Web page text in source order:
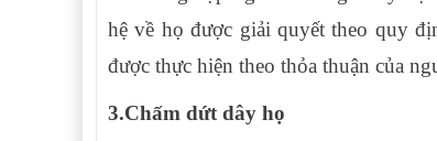
hệ về họ được giải quyết theo quy
được thực hiện theo thỏa thuận của
3.Chấm dứt dây họ